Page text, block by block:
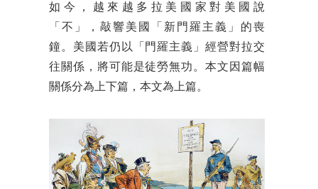
如今，越來越多拉美國家對美國說
「不」，敲響美國「新門羅主義」的喪
鐘。美國若仍以「門羅主義」經營對拉交
往關係，將可能是徒勞無功。本文因篇幅
關係分為上下篇，本文為上篇。